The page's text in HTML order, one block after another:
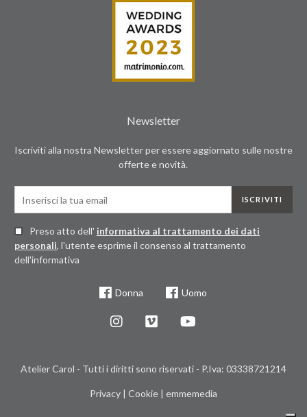
Newsletter
Iscriviti alla nostra Newsletter per essere aggiornato sulle nostre
offerte e novità.
ISCRIVITI
Preso atto dell' informativa al trattamento dei dati
personali, l'utente esprime il consenso al trattamento
dell'informativa
Donna Uomo
Atelier Carol - Tutti i diritti sono riservati - P.Iva: 03338721214
Privacy| Cookie| emmemedia